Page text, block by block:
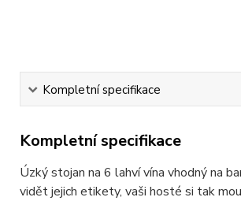
Kompletní specifikace
Kompletní specifikace
Úzký stojan na 6 lahví vína vhodný na
vidět jejich etikety, vaši hosté si tak